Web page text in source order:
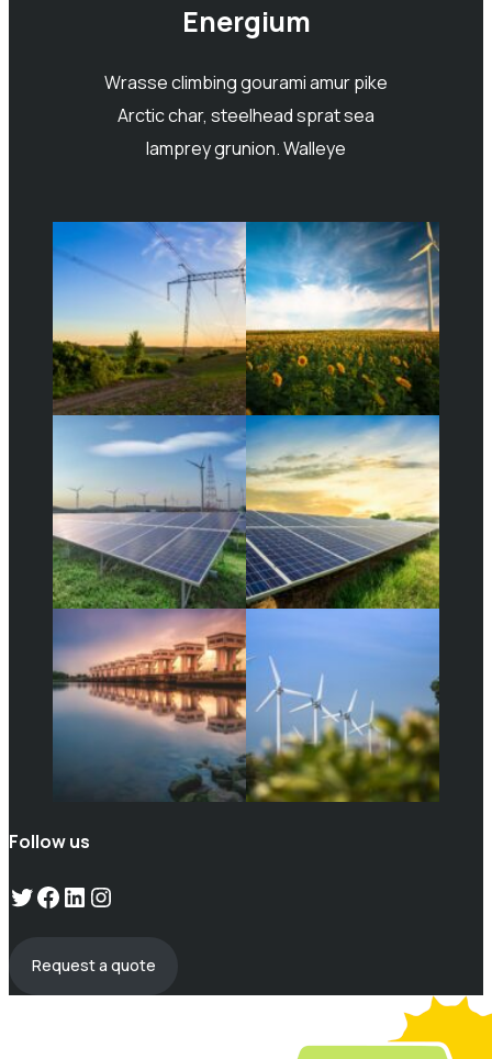
Energium
Wrasse climbing gourami amur pike
Arctic char, steelhead sprat sea
lamprey grunion. Walleye
Follow us
Twitter
Facebook
LinkedIn
Instagram
Request a quote